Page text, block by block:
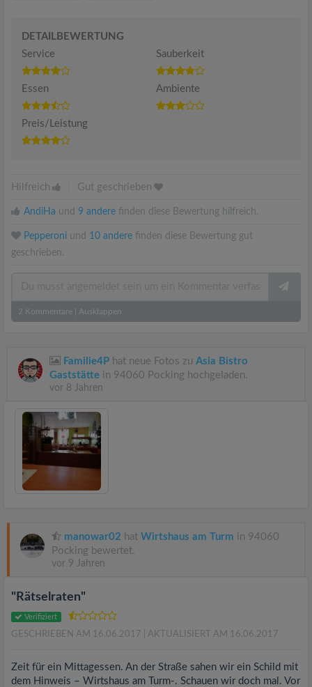
DETAILBEWERTUNG
Service
Sauberkeit
Essen Ambiente
Preis/Leistung
Hilfreich Gut geschrieben
AndiHa und 9 andere finden diese Bewertung hilfreich.
Pepperoni und 10 andere finden diese Bewertung gut
geschrieben.
2 Kommentare Ausklappen
Familie4P hat neue Fotos zu Asia Bistro
Gaststätte in 94060 Pocking hochgeladen.
vor 8 Jahren
manowar02 hat Wirtshaus am Turm in 94060
Pocking bewertet.
vor 9 Jahren
"Rätselraten"
Verifiziert
GESCHRIEBEN AM 16.06.2017 | AKTUALISIERT AM 16.06.2017
Zeit für ein Mittagessen. An der Straße sahen wir ein Schild mit
dem Hinweis – Wirtshaus am Turm-. Schauen wir doch mal. Vor